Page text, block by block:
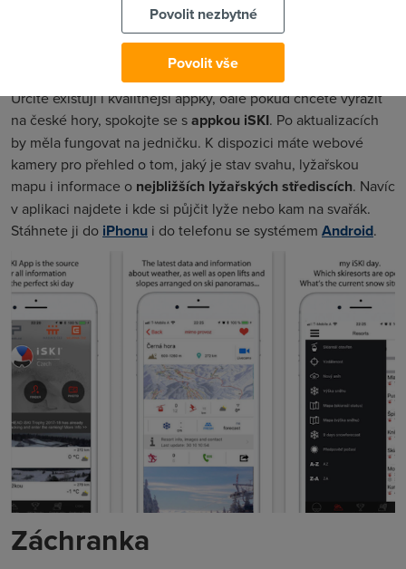
Určitě existují i kvalitnější appky, oale pokud chcete vyrazit
na české hory, spokojte se sappkou iSKI. Po aktualizacích
by měla fungovat na jedničku. K dispozici máte webové
kamery pro přehled o tom, jaký je stav svahu, lyžařskou
mapu i informace o nejbližších lyžařských střediscích. Navíc
v aplikaci najdete i kde si půjčit lyže nebo kam na svařák.
Stáhnete ji do iPhonu i do telefonu se systémem Android.
Záchranka
Povolit nezbytné
Povolit vše